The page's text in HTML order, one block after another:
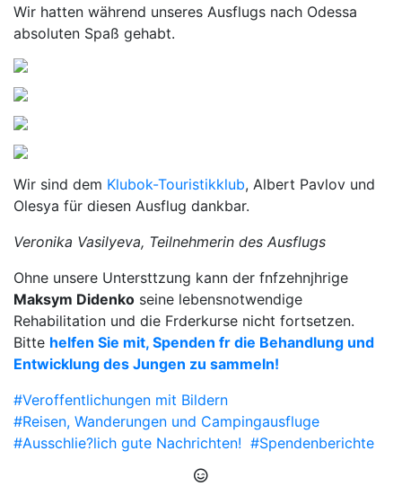
Wir hatten während unseres Ausflugs nach Odessa
absoluten Spaß gehabt.
Wir sind dem Klubok-Touristikklub, Albert Pavlov und
Olesya für diesen Ausflug dankbar.
Veronika Vasilyeva, Teilnehmerin des Ausflugs
Ohne unsere Untersttzung kann der fnfzehnjhrige
Maksym Didenko seine lebensnotwendige
Rehabilitation und die Frderkurse nicht fortsetzen.
Bitte helfen Sie mit, Spenden fr die Behandlung und
Entwicklung des Jungen zu sammeln!
#Veroffentlichungen mit Bildern
#Reisen, Wanderungen und Campingausfluge
#Ausschlie?lich gute Nachrichten! #Spendenberichte